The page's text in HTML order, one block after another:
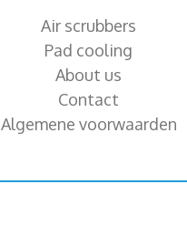
Air scrubbers
Pad cooling
About us
Contact
Algemene voorwaarden